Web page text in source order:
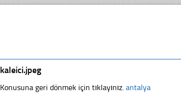
kaleici.jpeg
Konusuna geri dönmek için tıklayınız.antalya